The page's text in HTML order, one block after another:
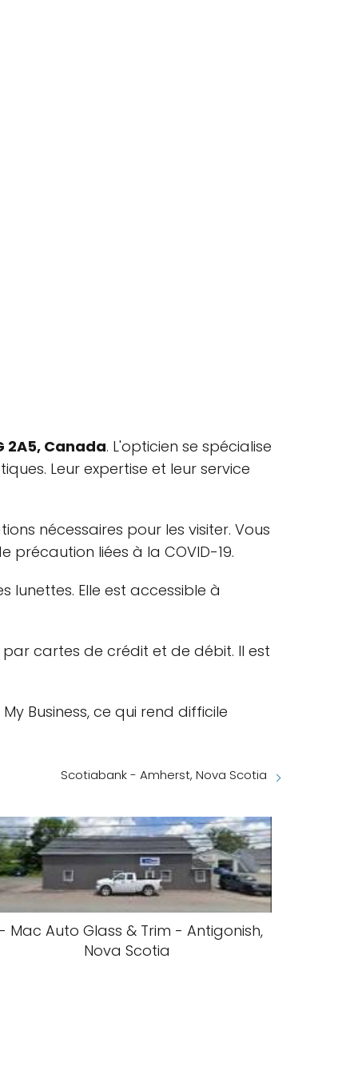
2A5, Canada. L'opticien se spécialise
Leur expertise et leur service
nécessaires pour les visiter. Vous
précaution liées à la COVID-19.
Elle est accessible à
cartes de crédit et de débit. Il est
Business, ce qui rend difficile
Scotiabank - Amherst, Nova Scotia
Mac Auto Glass & Trim - Antigonish,
Nova Scotia